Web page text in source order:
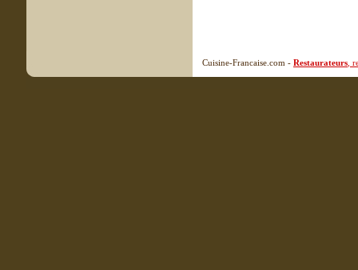
Cuisine-Francaise.com - Restaurateurs ,